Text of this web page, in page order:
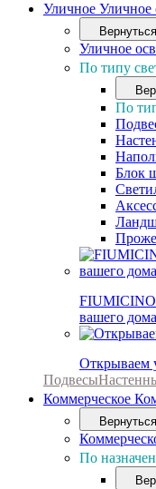
Уличное Уличное
Уличное
По типу
По
Блок
FIUMICINO
вашего дома
Открываем
Подвесы
Коммерческое
По